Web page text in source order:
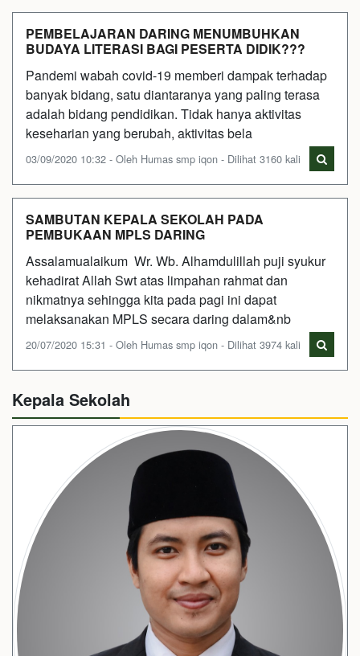
PEMBELAJARAN DARING MENUMBUHKAN
BUDAYA LITERASI BAGI PESERTA DIDIK???
Pandemi wabah covid-19 memberi dampak terhadap
banyak bidang, satu diantaranya yang paling terasa
adalah bidang pendidikan. Tidak hanya aktivitas
keseharian yang berubah, aktivitas bela
03/09/2020 10:32 - Oleh Humas smp iqon - Dilihat 3160 kali
SAMBUTAN KEPALA SEKOLAH PADA
PEMBUKAAN MPLS DARING
Assalamualaikum Wr. Wb. Alhamdulillah puji syukur
kehadirat Allah Swt atas limpahan rahmat dan
nikmatnya sehingga kita pada pagi ini dapat
melaksanakan MPLS secara daring dalam&nb
20/07/2020 15:31 - Oleh Humas smp iqon - Dilihat 3974 kali
Kepala Sekolah